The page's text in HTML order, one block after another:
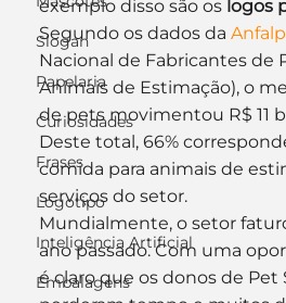
Slogan
Papelaria
Curiosidades
Frases
Logotipo
Inteligência Artificial
Embalagens
exemplo disso são os logos
Segundo os dados da
Nacional de Fabricantes de
Animais de Estimação), o
de pets movimentou R$ 11
Deste total, 66%
comida para animais de
serviços do setor.
Mundialmente, o setor
ano passado. Com uma
é claro que os donos de Pet